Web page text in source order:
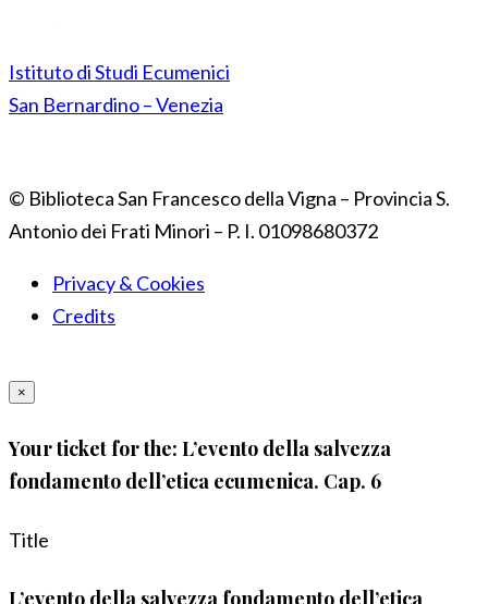
Istituto di Studi Ecumenici
San Bernardino – Venezia
© Biblioteca San Francesco della Vigna – Provincia S.
Antonio dei Frati Minori – P. I. 01098680372
Privacy & Cookies
Credits
×
Your ticket for the: L’evento della salvezza
fondamento dell’etica ecumenica. Cap. 6
Title
L’evento della salvezza fondamento dell’etica